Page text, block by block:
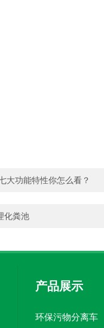
大功能特性你怎么看？
化粪池
产品展示
环保污物分离车